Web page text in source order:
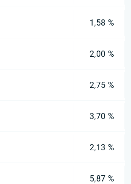
1,58 %
2,00 %
2,75 %
3,70 %
2,13 %
5,87 %